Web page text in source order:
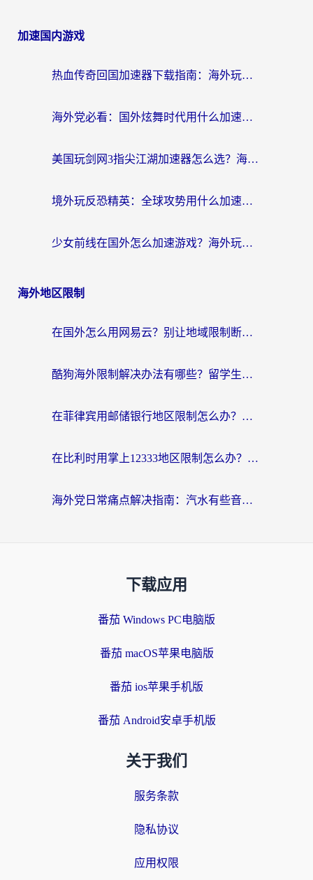
加速国内游戏
热血传奇回国加速器下载指南：海外玩家如何流畅砍怪不卡顿？
海外党必看：国外炫舞时代用什么加速器比较好？解决延迟卡顿的终极方案
美国玩剑网3指尖江湖加速器怎么选？海外党亲测避坑指南
境外玩反恐精英：全球攻势用什么加速器？2026海外玩家亲测实用指南
少女前线在国外怎么加速游戏？海外玩家必看的国服游戏畅玩指南
海外地区限制
在国外怎么用网易云？别让地域限制断了你的中文歌单——附听书社交定位解决方案
酷狗海外限制解决办法有哪些？留学生亲测有效的回国加速指南
在菲律宾用邮储银行地区限制怎么办？海外华人必看的回国加速解决方案
在比利时用掌上12333地区限制怎么办？海外华人亲测有效的回国加速方案
海外党日常痛点解决指南：汽水有些音乐在国外无法播放怎么办？
下载应用
番茄 Windows PC电脑版
番茄 macOS苹果电脑版
番茄 ios苹果手机版
番茄 Android安卓手机版
关于我们
服务条款
隐私协议
应用权限